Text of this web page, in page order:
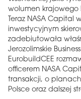
wolumen krajowego
Teraz NASA Capital
inwestycyjnym
zadebiutowała
Jerozolimskie
EurobuildCEE
officerem NASA
transakcji, o
Polsce oraz dalszej